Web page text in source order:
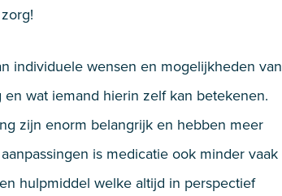
individuele wensen en mogelijkheden van
wat iemand hierin zelf kan betekenen.
zijn enorm belangrijk en hebben meer
is medicatie ook minder vaak
hulpmiddel welke altijd in perspectief